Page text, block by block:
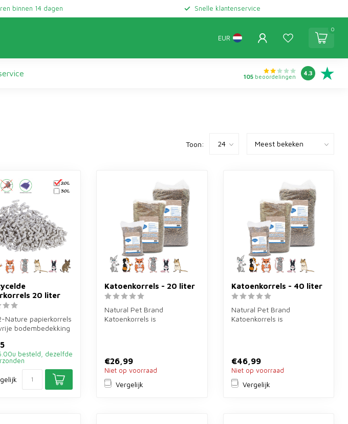
binnen 14 dagen Snelle klantenservice
EUR
0
105beoordelingen
4.3
Toon:
20 liter
Nature papierkorrels
bodembedekking
besteld, dezelfde
Katoenkorrels - 20 liter
Natural Pet Brand
Katoenkorrels is
€26,99
Niet op voorraad
Vergelijk
Katoenkorrels - 40 liter
Natural Pet Brand
Katoenkorrels is
€46,99
Niet op voorraad
Vergelijk